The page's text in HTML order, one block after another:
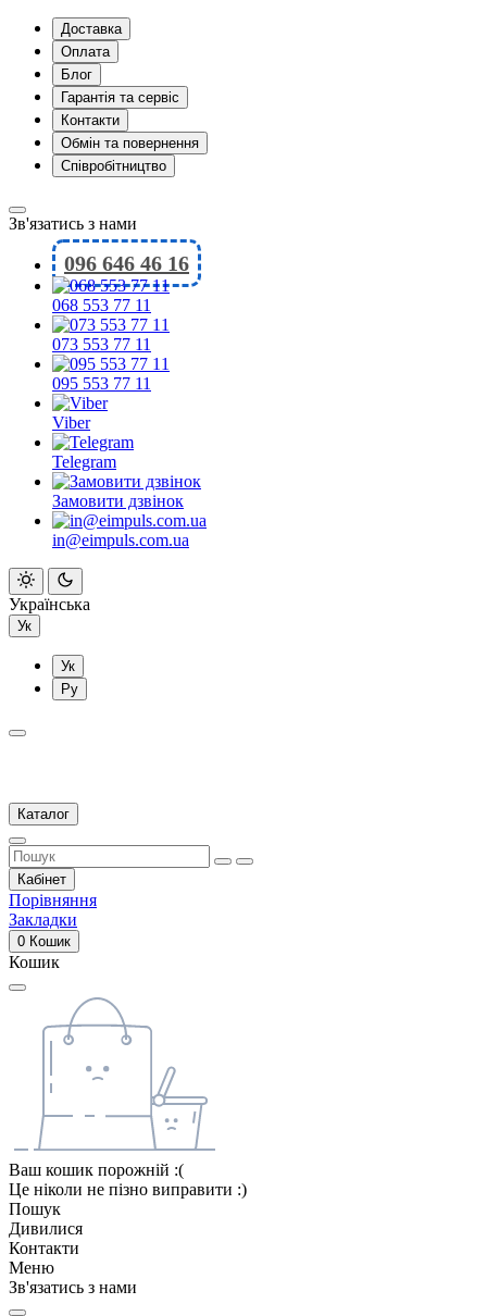
Доставка
Оплата
Блог
Гарантія та сервіс
Контакти
Обмін та повернення
Співробітництво
Зв'язатись з нами
096 646 46 16
068 553 77 11
073 553 77 11
095 553 77 11
Viber
Telegram
Замовити дзвінок
in@eimpuls.com.ua
Українська
Ук
Ук
Ру
Каталог
Кабінет
Порівняння
Закладки
0 Кошик
Кошик
Ваш кошик порожній :(
Це ніколи не пізно виправити :)
Пошук
Дивилися
Контакти
Меню
Зв'язатись з нами